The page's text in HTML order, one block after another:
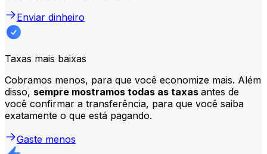
Enviar dinheiro
Taxas mais baixas
Cobramos menos, para que você economize mais. Além
disso, sempre mostramos todas as taxas antes de
você confirmar a transferência, para que você saiba
exatamente o que está pagando.
Gaste menos